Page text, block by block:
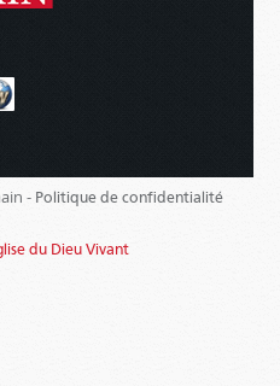
- Politique de confidentialité
du Dieu Vivant